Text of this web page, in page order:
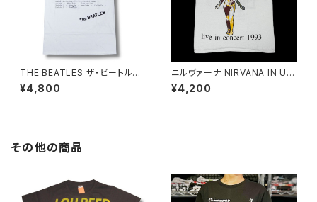
THE BEATLES ザ・ビートルズ
ホワイトアルバム Tシャツ 白 ロ
ックTシャツ バンドTシャツ RO
¥4,800
ニルヴァーナ NIRVANA IN UT
ERO インユーテロ '93 ツアー
復刻 ロックTシャツ Tシャツ バ
¥4,200
その他の商品